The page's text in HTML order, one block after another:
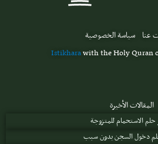
عنا سياسة الخصوصية
Istikharawith the Holy Quran
المقالات الأخيرة
الاستحمام للمتزوجة
دخول السجن بدون سبب